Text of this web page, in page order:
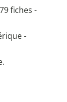
fiches -
-